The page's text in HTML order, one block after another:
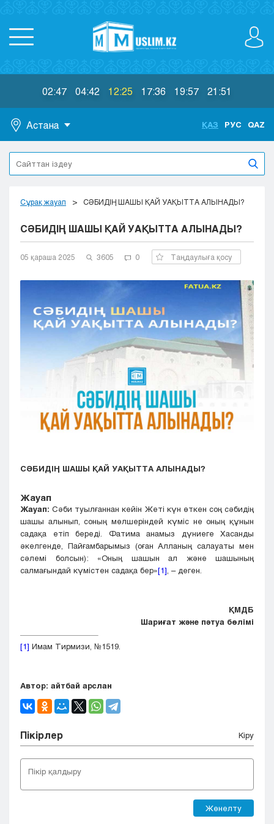
02:47 04:42 12:25 17:36 19:57 21:51
Астана
Астана
Алматы
Актобе
Жезказган
Караганда
Кокшетау
Петропавловск
Семей
Усть-Каменогорск
Шымкент
ҚАЗ РУС QAZ
Сұрақ жауап СӘБИДІҢ ШАШЫ ҚАЙ УАҚЫТТА АЛЫНАДЫ?
СӘБИДІҢ ШАШЫ ҚАЙ УАҚЫТТА АЛЫНАДЫ?
05 қараша 2025 3605 0 Таңдаулыға қосу
СӘБИДІҢ ШАШЫ ҚАЙ УАҚЫТТА АЛЫНАДЫ?
Жауап
Жауап: Сәби туылғаннан кейін Жеті күн өткен соң сәбидің
шашы алынып, соның мөлшеріндей күміс не оның құнын
садақа етіп береді. Фатима анамыз дүниеге Хасанды
әкелгенде, Пайғамбарымыз (оған Алланың салауаты мен
сәлемі болсын): «Оның шашын ал және шашының
салмағындай күмістен садақа бер»[1] , – деген.
ҚМДБ
Шариғат және пәтуа бөлімі
[1] Имам Тирмизи, №1519.
Автор: айтбай арслан
Пікірлер Кіру
Жөнелту